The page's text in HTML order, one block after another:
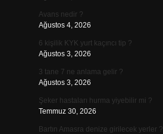
Avans nedir ?
Ağustos 4, 2026
6 kişilik KYK yurt kaçıncı tip ?
Ağustos 3, 2026
3 tane 7 ne anlama gelir ?
Ağustos 3, 2026
Şeker hastaları hurma yiyebilir mi ?
Temmuz 30, 2026
Bartın Amasra denize girilecek yerler ?